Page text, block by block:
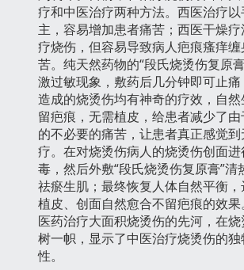
疗和中医治疗两种方法。西医治疗
主，容易增加患者痛苦；西医干燥
疗烧伤，但容易导致病人疤痕瘙痒
苦。纯天然药物的“段氏烧烫伤复原
激过敏现象，敷药后几分钟即可止
造成的烧烫伤均有神奇的疗效，自
留疤痕，无需植皮，给患者减少了
的不必要的痛苦，让患者真正感觉
疗。在对烧烫伤病人的烧烫伤创面
毒，然后外敷“段氏烧烫伤复原膏”清
祛瘀生肌；最终恢复人体自然平衡
植皮、创面自然愈合不留疤痕的效
医药治疗大面积烧烫伤的先河，在
树一帜，显示了中医治疗烧烫伤的
性。